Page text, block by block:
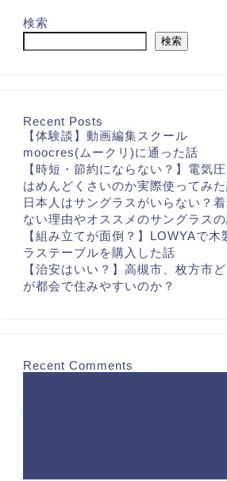
検索
検索
Recent Posts
【体験談】動画編集スクール
moocres(ムークリ)に通った話
【時短・節約にならない？】電気
はめんどくさいのか実際使ってみ
日本人はサングラスがいらない？着
ない理由やオススメのサングラス
【組み立てが面倒？】LOWYAで木
ラステーブルを購入した話
【治安はいい？】高槻市、枚方市
が都会で住みやすいのか？
Recent Comments